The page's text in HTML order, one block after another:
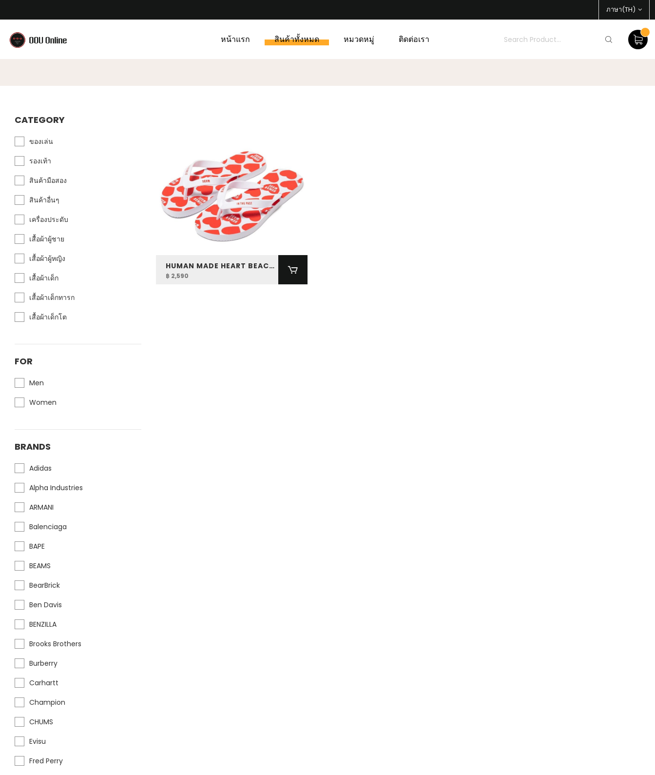
ภาษา(TH)
หน้าแรก สินค้าทั้งหมด หมวดหมู่ ติดต่อเรา
HUMAN MADE HEART BEACH SANDAL
฿ 2,590
CATEGORY
ของเล่น
รองเท้า
สินค้ามือสอง
สินค้าอื่นๆ
เครื่องประดับ
เสื้อผ้าผู้ชาย
เสื้อผ้าผู้หญิง
เสื้อผ้าเด็ก
เสื้อผ้าเด็กทารก
เสื้อผ้าเด็กโต
FOR
Men
Women
BRANDS
Adidas
Alpha Industries
ARMANI
Balenciaga
BAPE
BEAMS
BearBrick
Ben Davis
BENZILLA
Brooks Brothers
Burberry
Carhartt
Champion
CHUMS
Evisu
Fred Perry